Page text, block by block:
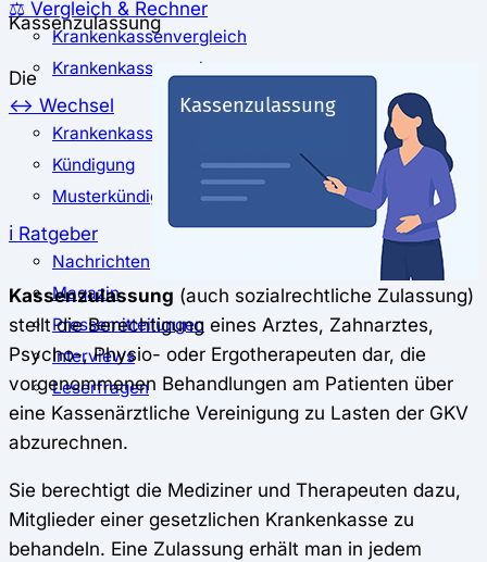
⚖️ Vergleich & Rechner
Krankenkassenvergleich
Krankenkassenrechner
↔ Wechsel
Krankenkassenwechsel
Kündigung
Musterkündigung
ℹ Ratgeber
Nachrichten
Magazin
Pressemitteilungen
Interviews
Leserfragen
Kassenzulassung
Die
Kassenzulassung (auch sozialrechtliche Zulassung)
stellt die Berechtigung eines Arztes, Zahnarztes,
Psycho-, Physio- oder Ergotherapeuten dar, die
vorgenommenen Behandlungen am Patienten über
eine Kassenärztliche Vereinigung zu Lasten der GKV
abzurechnen.
Sie berechtigt die Mediziner und Therapeuten dazu,
Mitglieder einer gesetzlichen Krankenkasse zu
behandeln. Eine Zulassung erhält man in jedem